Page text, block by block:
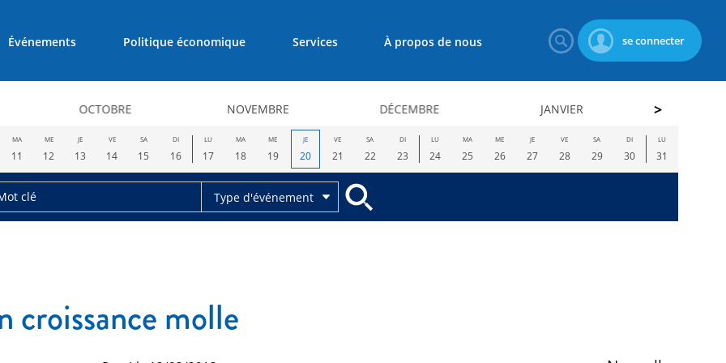
se connecter
Événements Politique économique Services À propos de nous
OCTOBRE NOVEMBRE DÉCEMBRE JANVIER
MA
11
ME
12
JE
13
VE
14
SA
15
DI
16
LU
17
MA
18
ME
19
JE
20
VE
21
SA
22
DI
23
LU
24
MA
25
ME
26
JE
27
VE
28
SA
29
DI
30
LU
31
Type d'événement
croissance molle